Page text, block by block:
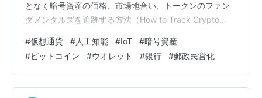
となく暗号資産の価格、市場地合い、トークンのファン
ダメンタルズを追跡する方法（How to Track Crypto
Without Losing Your Mind）(2)人々は暗号資産ウォレッ
トよりデジタル銀行を好む：保有資産に9%のリターンが
あれば、この現実は変わるのか(People pref…
#仮想通貨 #人工知能 #IoT #暗号資産
#ビットコイン #ウオレット #銀行 #郵政民営化